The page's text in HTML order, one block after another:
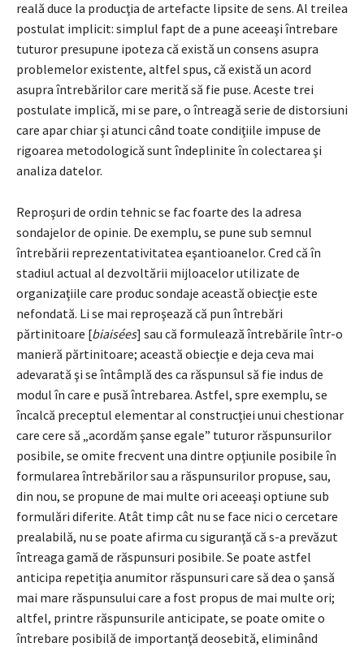
reală duce la producţia de artefacte lipsite de sens. Al treilea
postulat implicit: simplul fapt de a pune aceeaşi întrebare
tuturor presupune ipoteza că există un consens asupra
problemelor existente, altfel spus, că există un acord
asupra întrebărilor care merită să fie puse. Aceste trei
postulate implică, mi se pare, o întreagă serie de distorsiuni
care apar chiar şi atunci când toate condiţiile impuse de
rigoarea metodologică sunt îndeplinite în colectarea şi
analiza datelor.
Reproşuri de ordin tehnic se fac foarte des la adresa
sondajelor de opinie. De exemplu, se pune sub semnul
întrebării reprezentativitatea eşantioanelor. Cred că în
stadiul actual al dezvoltării mijloacelor utilizate de
organizaţiile care produc sondaje această obiecţie este
nefondată. Li se mai reproşează că pun întrebări
părtinitoare [biaisées] sau că formulează întrebările într-o
manieră părtinitoare; această obiecţie e deja ceva mai
adevarată şi se întâmplă des ca răspunsul să fie indus de
modul în care e pusă întrebarea. Astfel, spre exemplu, se
încalcă preceptul elementar al construcţiei unui chestionar
care cere să „acordăm şanse egale” tuturor răspunsurilor
posibile, se omite frecvent una dintre opţiunile posibile în
formularea întrebărilor sau a răspunsurilor propuse, sau,
din nou, se propune de mai multe ori aceeaşi optiune sub
formulări diferite. Atât timp cât nu se face nici o cercetare
prealabilă, nu se poate afirma cu siguranţă că s-a prevăzut
întreaga gamă de răspunsuri posibile. Se poate astfel
anticipa repetiţia anumitor răspunsuri care să dea o şansă
mai mare răspunsului care a fost propus de mai multe ori;
altfel, printre răspunsurile anticipate, se poate omite o
întrebare posibilă de importanţă deosebită, eliminând